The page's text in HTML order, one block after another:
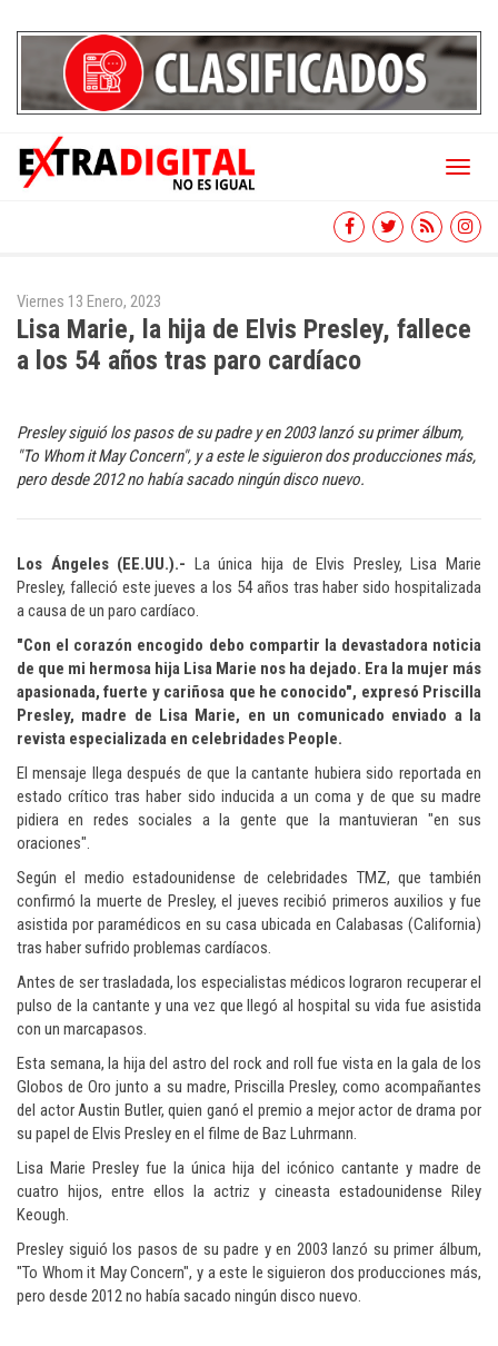
Toggle
Viernes 13 Enero, 2023
Lisa Marie, la hija de Elvis Presley, fallece
a los 54 años tras paro cardíaco
Presley siguió los pasos de su padre y en 2003 lanzó su primer álbum,
"To Whom it May Concern", y a este le siguieron dos producciones más,
pero desde 2012 no había sacado ningún disco nuevo.
Los Ángeles (EE.UU.).- La única hija de Elvis Presley, Lisa Marie
Presley, falleció este jueves a los 54 años tras haber sido hospitalizada
a causa de un paro cardíaco.
"Con el corazón encogido debo compartir la devastadora noticia
de que mi hermosa hija Lisa Marie nos ha dejado. Era la mujer más
apasionada, fuerte y cariñosa que he conocido", expresó Priscilla
Presley, madre de Lisa Marie, en un comunicado enviado a la
revista especializada en celebridades People.
El mensaje llega después de que la cantante hubiera sido reportada en
estado crítico tras haber sido inducida a un coma y de que su madre
pidiera en redes sociales a la gente que la mantuvieran "en sus
oraciones".
Según el medio estadounidense de celebridades TMZ, que también
confirmó la muerte de Presley, el jueves recibió primeros auxilios y fue
asistida por paramédicos en su casa ubicada en Calabasas (California)
tras haber sufrido problemas cardíacos.
Antes de ser trasladada, los especialistas médicos lograron recuperar el
pulso de la cantante y una vez que llegó al hospital su vida fue asistida
con un marcapasos.
Esta semana, la hija del astro del rock and roll fue vista en la gala de los
Globos de Oro junto a su madre, Priscilla Presley, como acompañantes
del actor Austin Butler, quien ganó el premio a mejor actor de drama por
su papel de Elvis Presley en el filme de Baz Luhrmann.
Lisa Marie Presley fue la única hija del icónico cantante y madre de
cuatro hijos, entre ellos la actriz y cineasta estadounidense Riley
Keough.
Presley siguió los pasos de su padre y en 2003 lanzó su primer álbum,
"To Whom it May Concern", y a este le siguieron dos producciones más,
pero desde 2012 no había sacado ningún disco nuevo.